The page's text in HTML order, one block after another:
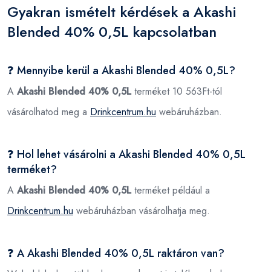
Gyakran ismételt kérdések a Akashi
Blended 40% 0,5L kapcsolatban
❓ Mennyibe kerül a Akashi Blended 40% 0,5L?
A Akashi Blended 40% 0,5Lterméket 10 563Ft-tól
vásárolhatod meg a Drinkcentrum.hu webáruházban.
❓ Hol lehet vásárolni a Akashi Blended 40% 0,5L
terméket?
A Akashi Blended 40% 0,5Lterméket például a
Drinkcentrum.hu webáruházban vásárolhatja meg.
❓ A Akashi Blended 40% 0,5L raktáron van?